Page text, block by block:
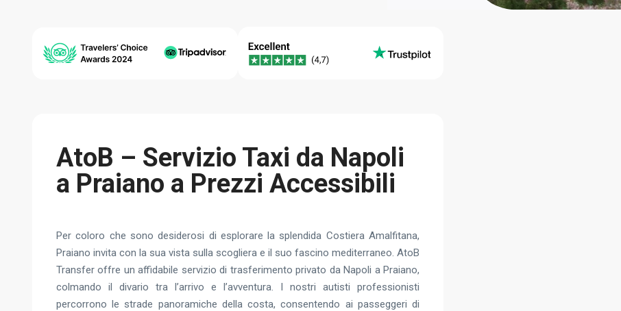
AtoB – Servizio Taxi da Napoli
a Praiano a Prezzi Accessibili
Per coloro che sono desiderosi di esplorare la splendida Costiera Amalfitana,
Praiano invita con la sua vista sulla scogliera e il suo fascino mediterraneo. AtoB
Transfer offre un affidabile servizio di trasferimento privato da Napoli a Praiano,
colmando il divario tra l’arrivo e l’avventura. I nostri autisti professionisti
percorrono le strade panoramiche della costa, consentendo ai passeggeri di